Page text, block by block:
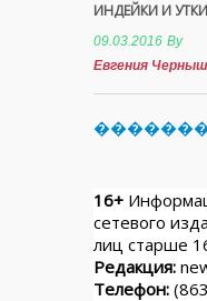
ИНДЕЙКИ И УТКИ
09.03.2016 By
Евгения
16+
сетевого
лиц старше
Редакция:
Телефон: